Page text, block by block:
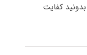
کفایت